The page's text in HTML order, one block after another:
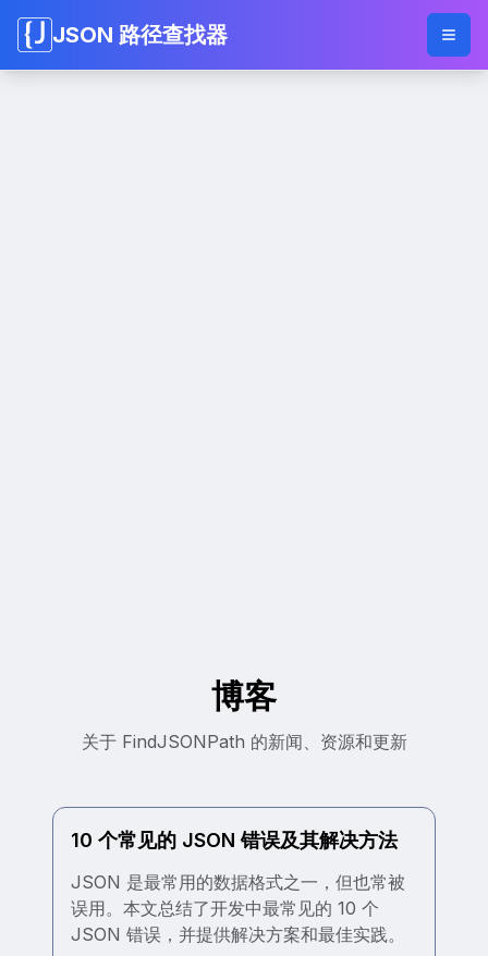
JSON 路径查找器
博客
关于 FindJSONPath 的新闻、资源和更新
10 个常见的 JSON 错误及其解决方法
JSON 是最常用的数据格式之一，但也常被
误用。本文总结了开发中最常见的 10 个
JSON 错误，并提供解决方案和最佳实践。